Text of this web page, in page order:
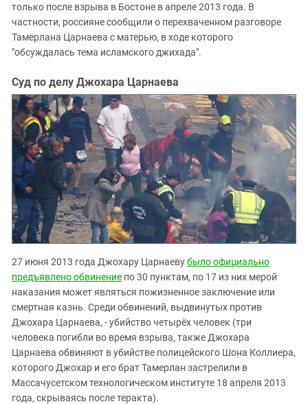
только после взрыва в Бостоне в апреле 2013 года. В
частности, россияне сообщили о перехваченном разговоре
Тамерлана Царнаева с матерью, в ходе которого
"обсуждалась тема исламского джихада".
Суд по делу Джохара Царнаева
27 июня 2013 года Джохару Царнаевубыло официально
предъявлено обвинение по 30 пунктам, по 17 из них мерой
наказания может являться пожизненное заключение или
смертная казнь. Среди обвинений, выдвинутых против
Джохара Царнаева, - убийство четырёх человек (три
человека погибли во время взрыва, также Джохара
Царнаева обвиняют в убийстве полицейского Шона Коллиера,
которого Джохар и его брат Тамерлан застрелили в
Массачусетском технологическом институте 18 апреля 2013
года, скрываясь после теракта).